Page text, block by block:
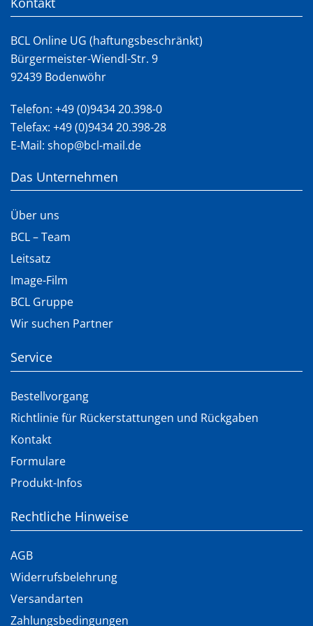
BCL Online UG (haftungsbeschränkt)
Bürgermeister-Wiendl-Str. 9
92439 Bodenwöhr
Telefon: +49 (0)9434 20.398-0
Telefax: +49 (0)9434 20.398-28
E-Mail: shop@bcl-mail.de
Das Unternehmen
Über uns
BCL – Team
Leitsatz
Image-Film
BCL Gruppe
Wir suchen Partner
Service
Bestellvorgang
Richtlinie für Rückerstattungen und Rückgaben
Kontakt
Formulare
Produkt-Infos
Rechtliche Hinweise
AGB
Widerrufsbelehrung
Versandarten
Zahlungsbedingungen